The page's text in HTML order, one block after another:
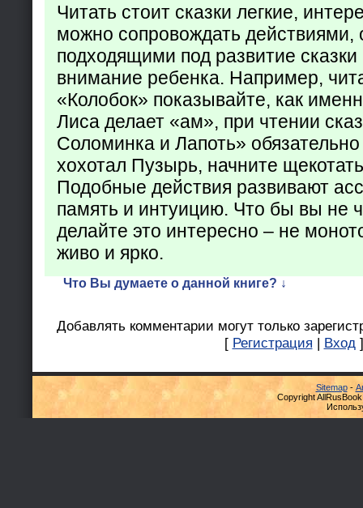
Читать стоит сказки легкие,
можно сопровождать действиями,
подходящими под развитие
внимание ребенка. Например,
«Колобок» показывайте, как
Лиса делает «ам», при чтении
Соломинка и Лапоть»
хохотал Пузырь, начните
Подобные действия развивают
память и интуицию. Что бы вы не
делайте это интересно – не
живо и ярко.
Что Вы думаете о данной книге? ↓
Добавлять комментарии могут только
[ Регистрация | Вход ]
Sitemap-
Copyright